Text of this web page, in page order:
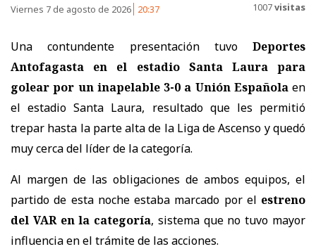
Viernes 7 de agosto de 2026 20:37 1007visitas
Una contundente presentación tuvo Deportes
Antofagasta en el estadio Santa Laura para
golear por un inapelable 3-0 a Unión Españolaen
el estadio Santa Laura, resultado que les permitió
trepar hasta la parte alta de la Liga de Ascenso y quedó
muy cerca del líder de la categoría.
Al margen de las obligaciones de ambos equipos, el
partido de esta noche estaba marcado por el estreno
del VAR en la categoría, sistema que no tuvo mayor
influencia en el trámite de las acciones.